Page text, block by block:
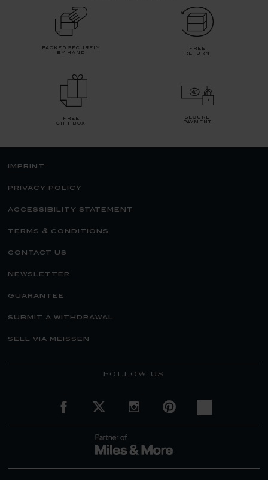
packed securely
by hand
free
return
free
gift box
secure
payment
imprint
privacy policy
accessibility statement
terms & conditions
contact us
newsletter
guarantee
submit a withdrawal
sell via meissen
FOLLOW US